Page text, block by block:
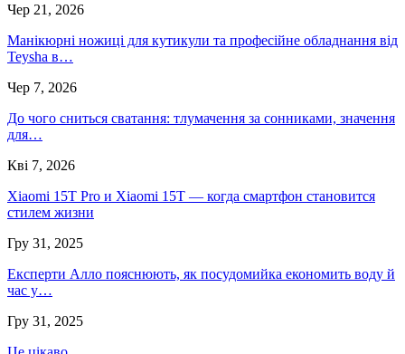
Чер 21, 2026
Манікюрні ножиці для кутикули та професійне обладнання від
Teysha в…
Чер 7, 2026
До чого сниться сватання: тлумачення за сонниками, значення
для…
Кві 7, 2026
Xiaomi 15T Pro и Xiaomi 15T — когда смартфон становится
стилем жизни
Гру 31, 2025
Експерти Алло пояснюють, як посудомийка економить воду й
час у…
Гру 31, 2025